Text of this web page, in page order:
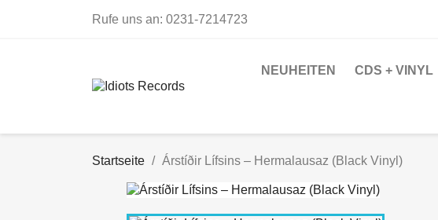
Rufe uns an: 0231-7214723
NEUHEITEN CDS + VINYL
Startseite Árstíðir Lífsins – Hermalausaz (Black Vinyl)